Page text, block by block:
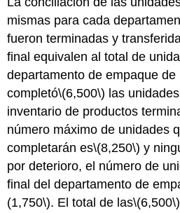
mismas para cada
fueron terminadas y
final equivalen al total de
departamento de empaque
completó\(6,500\) las
inventario de productos
número máximo de unidades
completarán es\(8,250\) y
por deterioro, el número de
final del departamento de
(1,750\). El total de las\(6,500\)